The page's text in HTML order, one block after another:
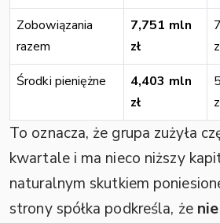
Zobowiązania
razem
7,751 mln
zł
Środki pieniężne
4,403 mln
zł
To oznacza, że grupa zużyła
kwartale i ma nieco niższy
naturalnym skutkiem
strony spółka podkreśla, że